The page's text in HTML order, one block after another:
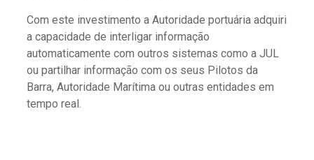
Com este investimento a Autoridade portuária adquiri
a capacidade de interligar informação
automaticamente com outros sistemas como a JUL
ou partilhar informação com os seus Pilotos da
Barra, Autoridade Marítima ou outras entidades em
tempo real.